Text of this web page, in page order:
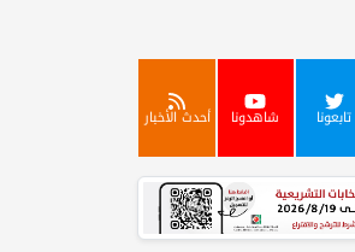
تابعونا شاهدونا أحدث الأخبار